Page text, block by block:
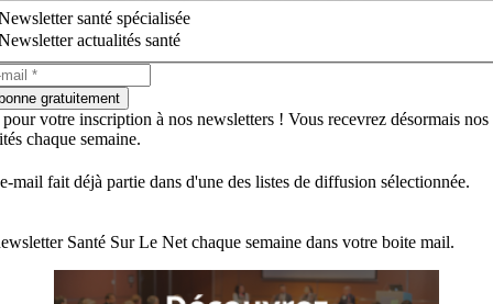
santé spécialisée
actualités santé
gratuitement
votre inscription à nos newsletters ! Vous recevrez désormais nos
chaque semaine.
mail fait déjà partie dans d'une des listes de diffusion sélectionnée.
Santé Sur Le Net chaque semaine dans votre boite mail.